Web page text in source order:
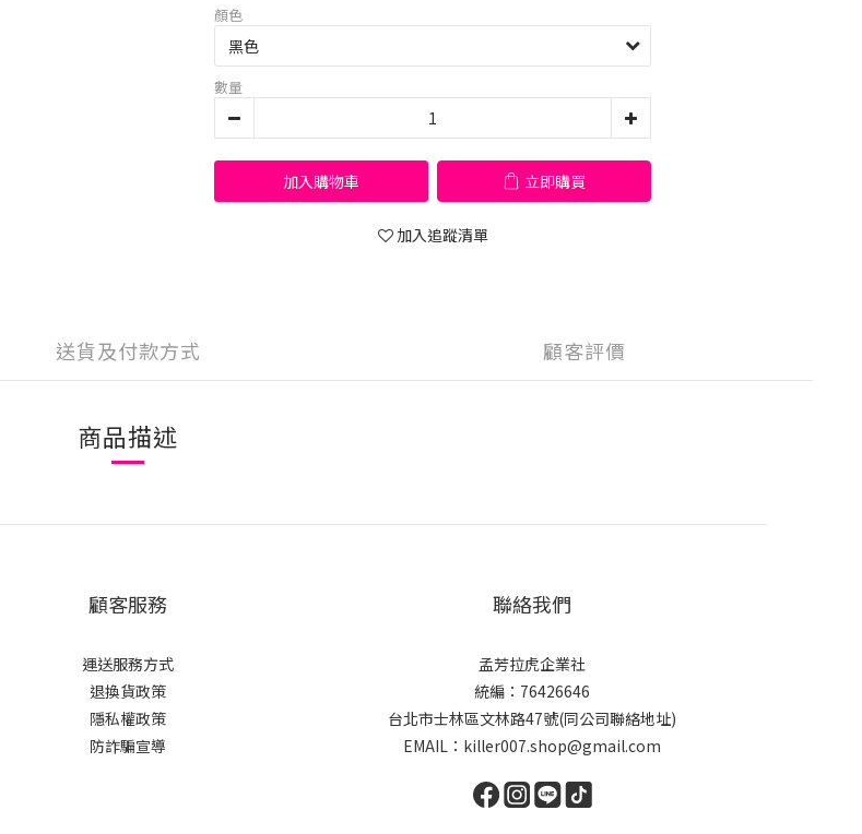
顏色
數量
加入購物車 立即購買
加入追蹤清單
送貨及付款方式 顧客評價
商品描述
顧客服務
運送服務方式
退換貨政策
隱私權政策
防詐騙宣導
聯絡我們
孟芳拉虎企業社
統編：76426646
台北市士林區文林路47號(同公司聯絡地址)
EMAIL：killer007.shop@gmail.com